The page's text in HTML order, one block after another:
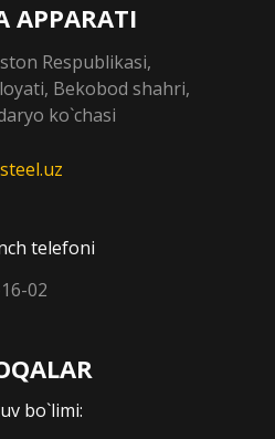
APPARATI
Respublikasi,
Bekobod shahri,
ko`chasi
telefoni
02
bo`limi: